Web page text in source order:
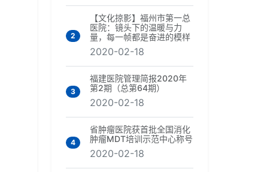
2
【文化掠影】福州市第一总
医院：镜头下的温暖与力
量，每一帧都是奋进的模样
2020-02-18
3
福建医院管理简报2020年
第2期（总第64期）
2020-02-18
4
省肿瘤医院获首批全国消化
肿瘤MDT培训示范中心称号
2020-02-18